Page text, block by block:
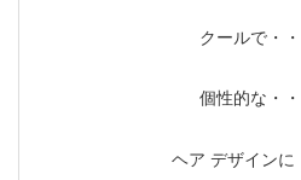
クールで・・
個性的な・・
ヘア デザインに